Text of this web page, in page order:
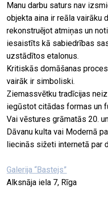
Manu darbu saturs nav
objekta aina ir reāla vairāku
rekonstruējot atmiņas un
iesaistīts kā sabiedrības
uzstādītos etalonus.
Kritiskās domāšanas
vairāk ir simboliski.
Ziemassvētku tradīcijas
iegūstot citādas formas un
Vai vēstures grāmatās 20.
Dāvanu kulta vai Modernā
liecinās sižeti internetā par
Galerija “Bastejs”
Alksnāja iela 7, Rīga